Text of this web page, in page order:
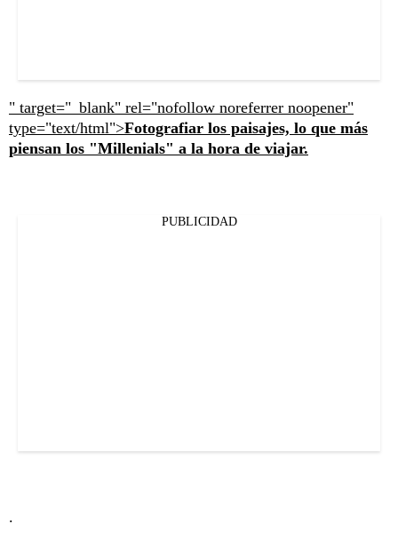
" target="_blank" rel="nofollow noreferrer noopener"
type="text/html">Fotografiar los paisajes, lo que más
piensan los "Millenials" a la hora de viajar.
PUBLICIDAD
.